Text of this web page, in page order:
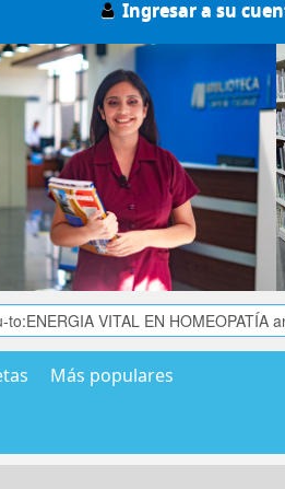
Ingresar a su
Más populares